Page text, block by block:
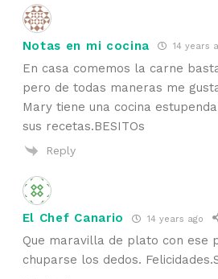
Notas en mi cocina 14 years
En casa comemos la carne
pero de todas maneras me
Mary tiene una cocina
sus recetas.BESITOs
Reply
El Chef Canario 14 years ago
Que maravilla de plato con ese
chuparse los dedos.